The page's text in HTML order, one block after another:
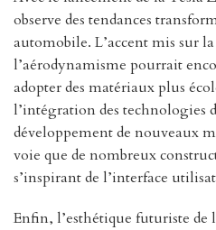
observe des tendances
automobile. L’accent mis sur
l’aérodynamisme pourrait
adopter des matériaux plus
l’intégration des technologies
développement de nouveaux
voie que de nombreux
s’inspirant de l’interface
Enfin, l’esthétique futuriste de